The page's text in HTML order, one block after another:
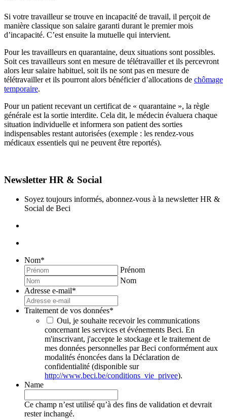
Si votre travailleur se trouve en incapacité de travail, il perçoit de
manière classique son salaire garanti durant le premier mois
d’incapacité. C’est ensuite la mutuelle qui intervient.
Pour les travailleurs en quarantaine, deux situations sont possibles.
Soit ces travailleurs sont en mesure de télétravailler et ils percevront
alors leur salaire habituel, soit ils ne sont pas en mesure de
télétravailler et ils pourront alors bénéficier d’allocations de chômage
temporaire.
Pour un patient recevant un certificat de « quarantaine », la règle
générale est la sortie interdite. Cela dit, le médecin évaluera chaque
situation individuelle et informera son patient des sorties
indispensables restant autorisées (exemple : les rendez-vous
médicaux essentiels qui ne peuvent être reportés).
Newsletter HR & Social
Soyez toujours informés, abonnez-vous à la newsletter HR &
Social de Beci
Nom*
Prénom
Nom
Adresse e-mail*
Traitement de vos données*
Oui, je souhaite recevoir les communications
concernant les services et événements Beci. En
m'inscrivant, j'accepte le stockage et le traitement de
mes données personnelles par Beci conformément aux
modalités énoncées dans la Déclaration de
confidentialité (disponible sur
http://www.beci.be/conditions_vie_privee).
Name
Ce champ n’est utilisé qu’à des fins de validation et devrait
rester inchangé.